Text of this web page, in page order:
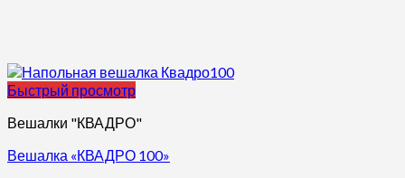
Быстрый просмотр
Вешалки "КВАДРО"
Вешалка «КВАДРО 100»